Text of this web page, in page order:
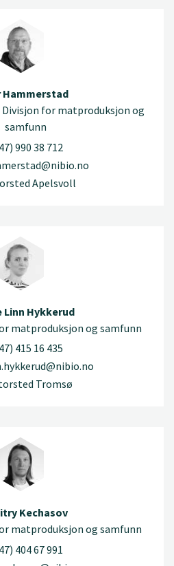
Hammerstad
for matproduksjon og
samfunn
990 38 712
Apelsvoll
Linn Hykkerud
matproduksjon og samfunn
415 16 435
Tromsø
Kechasov
matproduksjon og samfunn
404 67 991